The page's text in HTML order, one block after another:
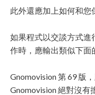
此外還應加上如何和您
如果程式以交談方式進
作時，應輸出類似下面
Gnomovision 第 69 版
Gnomovision 絕對沒有